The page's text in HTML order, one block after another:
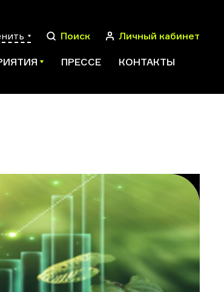
Поиск Личный кабинет
ПРЕССЕ КОНТАКТЫ